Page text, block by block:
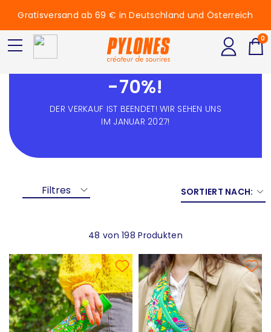
Ausverkauf: bis zu
-70%!
DER VERKAUF IST BEENDET! WIR SEHEN UNS
IM JANUAR 2027!
Filtres SORTIERT NACH:
48 von 198 Produkten
Gratisversand ab 69 € in Deutschland und Österreich
0